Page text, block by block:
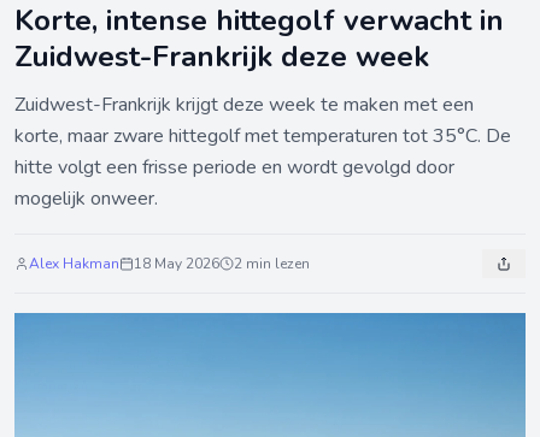
Korte, intense hittegolf verwacht in
Zuidwest-Frankrijk deze week
Zuidwest-Frankrijk krijgt deze week te maken met een
korte, maar zware hittegolf met temperaturen tot 35°C. De
hitte volgt een frisse periode en wordt gevolgd door
mogelijk onweer.
Alex Hakman 18 May 2026 2 min lezen